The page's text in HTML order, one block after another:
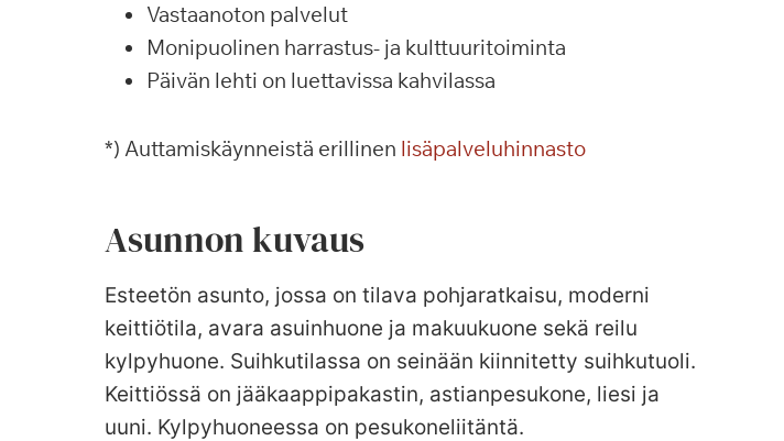
Vastaanoton palvelut
Monipuolinen harrastus- ja kulttuuritoiminta
Päivän lehti on luettavissa kahvilassa
*) Auttamiskäynneistä erillinen lisäpalveluhinnasto
Asunnon kuvaus
Esteetön asunto, jossa on tilava pohjaratkaisu, moderni
keittiötila, avara asuinhuone ja makuukuone sekä reilu
kylpyhuone. Suihkutilassa on seinään kiinnitetty suihkutuoli.
Keittiössä on jääkaappipakastin, astianpesukone, liesi ja
uuni. Kylpyhuoneessa on pesukoneliitäntä.